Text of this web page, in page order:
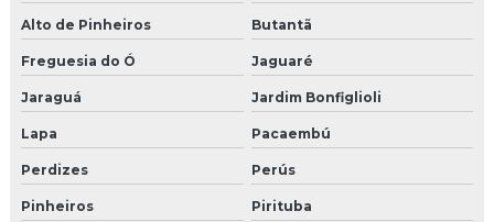
Manutenção de elevadores serviço
Manutenção de elevadores em sp
Manutenção elevadores valor
Manutenção mecânica de elevadores
Manutenção preventiva e corretiva de elevadores
Alto de Pinheiros Butantã
Freguesia do Ó Jaguaré
Jaraguá Jardim Bonfiglioli
Lapa Pacaembú
Perdizes Perús
Pinheiros Pirituba